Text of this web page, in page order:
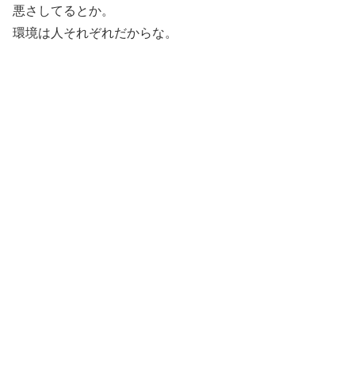
悪さしてるとか。
環境は人それぞれだからな。